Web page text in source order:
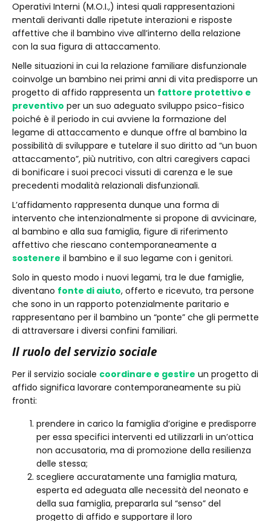
Operativi Interni (M.O.I.,) intesi quali rappresentazioni
mentali derivanti dalle ripetute interazioni e risposte
affettive che il bambino vive all’interno della relazione
con la sua figura di attaccamento.
Nelle situazioni in cui la relazione familiare disfunzionale
coinvolge un bambino nei primi anni di vita predisporre un
progetto di affido rappresenta un fattore protettivo e
preventivo per un suo adeguato sviluppo psico-fisico
poiché è il periodo in cui avviene la formazione del
legame di attaccamento e dunque offre al bambino la
possibilità di sviluppare e tutelare il suo diritto ad “un buon
attaccamento”, più nutritivo, con altri caregivers capaci
di bonificare i suoi precoci vissuti di carenza e le sue
precedenti modalità relazionali disfunzionali.
L’affidamento rappresenta dunque una forma di
intervento che intenzionalmente si propone di avvicinare,
al bambino e alla sua famiglia, figure di riferimento
affettivo che riescano contemporaneamente a
sostenere il bambino e il suo legame con i genitori.
Solo in questo modo i nuovi legami, tra le due famiglie,
diventano fonte di aiuto, offerto e ricevuto, tra persone
che sono in un rapporto potenzialmente paritario e
rappresentano per il bambino un “ponte” che gli permette
di attraversare i diversi confini familiari.
Il ruolo del servizio sociale
Per il servizio sociale coordinare e gestire un progetto di
affido significa lavorare contemporaneamente su più
fronti:
prendere in carico la famiglia d’origine e predisporre
per essa specifici interventi ed utilizzarli in un’ottica
non accusatoria, ma di promozione della resilienza
delle stessa;
scegliere accuratamente una famiglia matura,
esperta ed adeguata alle necessità del neonato e
della sua famiglia, prepararla sul “senso” del
progetto di affido e supportare il loro